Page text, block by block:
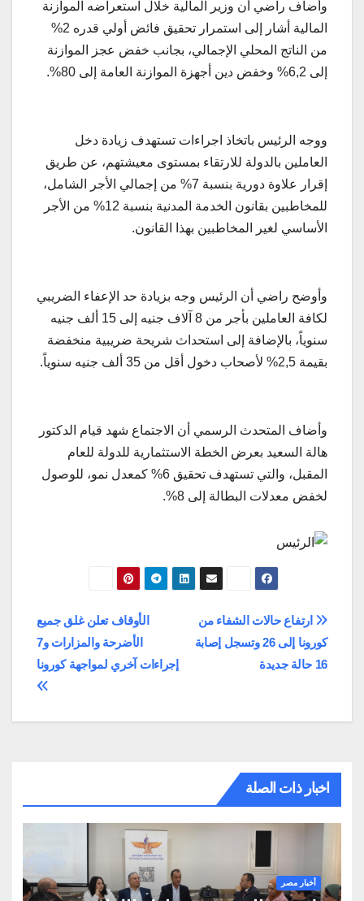
وأضاف راضي أن وزير المالية خلال استعراضه الموازنة
المالية أشار إلى استمرار تحقيق فائض أولي قدره 2%
من الناتج المحلي الإجمالي، بجانب خفض عجز الموازنة
إلى 6,2% وخفض دين أجهزة الموازنة العامة إلى 80%.
ووجه الرئيس باتخاذ اجراءات تستهدف زيادة دخل
العاملين بالدولة للارتقاء بمستوى معيشتهم، عن طريق
إقرار علاوة دورية بنسبة 7% من إجمالي الأجر الشامل،
للمخاطبين بقانون الخدمة المدنية بنسبة 12% من الأجر
الأساسي لغير المخاطبين بهذا القانون.
وأوضح راضي أن الرئيس وجه بزيادة حد الإعفاء الضريبي
لكافة العاملين بأجر من 8 آلاف جنيه إلى 15 ألف جنيه
سنوياً، بالإضافة إلى استحداث شريحة ضريبية منخفضة
بقيمة 2,5% لأصحاب دخول أقل من 35 ألف جنيه سنوياً.
وأضاف المتحدث الرسمي أن الاجتماع شهد قيام الدكتور
هالة السعيد بعرض الخطة الاستثمارية للدولة للعام
المقبل، والتي تستهدف تحقيق 6% كمعدل نمو، للوصول
لخفض معدلات البطالة إلى 8%.
تصفّح
المقالات
الأوقاف تعلن غلق جميع
الأضرحة والمزارات و7
إجراءات آخري لمواجهة كورونا
ارتفاع حالات الشفاء من
كورونا إلى 26 وتسجل إصابة
16 حالة جديدة
اخبار ذات الصلة
أخبار مصر